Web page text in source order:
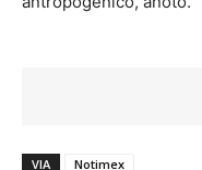
VIA
Notimex